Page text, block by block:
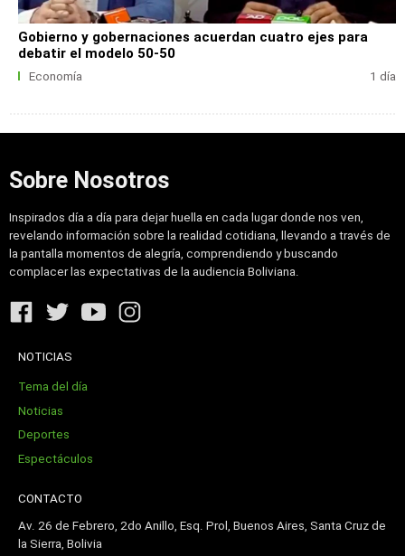
Gobierno y gobernaciones acuerdan cuatro ejes para
debatir el modelo 50-50
Economía 1 día
Sobre Nosotros
Inspirados día a día para dejar huella en cada lugar donde nos ven,
revelando información sobre la realidad cotidiana, llevando a través de
la pantalla momentos de alegría, comprendiendo y buscando
complacer las expectativas de la audiencia Boliviana.
NOTICIAS
Tema del día
Noticias
Deportes
Espectáculos
CONTACTO
Av. 26 de Febrero, 2do Anillo, Esq. Prol, Buenos Aires, Santa Cruz de
la Sierra, Bolivia